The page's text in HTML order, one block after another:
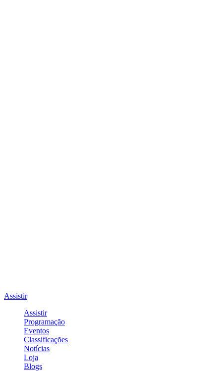
Assistir
Assistir
Programação
Eventos
Classificações
Notícias
Loja
Blogs